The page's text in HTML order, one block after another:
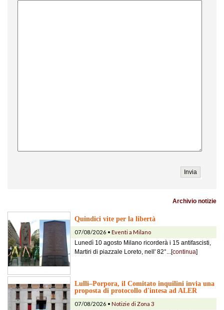
Archivio notizie
Quindici vite per la libertà
07/08/2026 • Eventi a Milano
Lunedì 10 agosto Milano ricorderà i 15 antifascisti,
Martiri di piazzale Loreto, nell' 82°...[continua]
Lulli–Porpora, il Comitato inquilini invia una
proposta di protocollo d'intesa ad ALER
07/08/2026 • Notizie di Zona 3